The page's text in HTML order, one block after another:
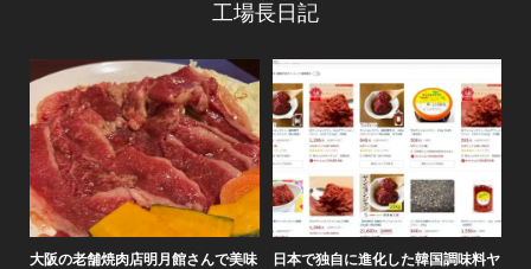
工場長日記
情報バラエティ番組「せやねん！」
黄（ファン）倶楽部通信2026年8月